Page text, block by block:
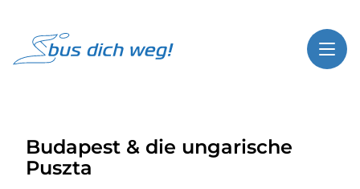
Highlights
Service
Budapest & die ungarische
Puszta